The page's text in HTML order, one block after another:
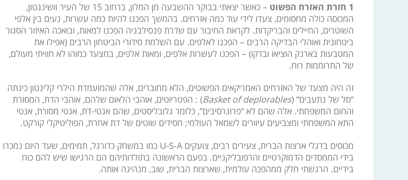
1 חזרת האזרח הפשוט
– כאשר יצאתי בבוקר ההשבעה מן המלון, ברחוב 15 של העיר וושינגטון,
המכוסה כולה מחסומים, צעדו לידי עוד כמה אזרחים. בהמשך הפכנו להיות כמה עשרות, נעים בין אלפי
השוטרים, החיילים והבריקדות. לקראת החיבור עם שדרת פנסילבניה הפכנו למאות, ובואכה האיזור הסגור
ביטחונית ואוהלי הבדיקה הרבים – הפכנו לאלפים. עם השלמת סידורי הביטחון הרבים (אפילו את
המטבעות בארנק הוציאו ובדקו) – הפכנו לעשרות אלפים, ומאות אלפים, במצעד כמוהו לא חוויתי מעולם,
של התרוממות רוח.
זה היה מצעד של האזרחים האמריקאים הפשוטים, הלא מחוברים, אלה שהמועמדת הילרי קלינטון כינתה
“סל של נתעבים” (Basket of deplorables) : הפטריוטים, אוהבי הלאום שלהם, אוהבי הדת, המסורת
והחום המשפחתי. אלה שהם לא “פרוגרסיבים”, כלומר גלובליסטים, שהם אנטי-דת, אנטי מסורת, אנטי
התא המשפחתי ומצביעים עיוורים לשמאל העולמי; חסידים שוטים של דת אחרת, הפוליטיקלי קורקט.
מכוסים בדגלי ארצות הברית, צעירים רבים, צועקים U-S-A כמו במשחק כדורגל, תמימים, שעד היום נמכרו
בידי הממסדים הדמוקרטיים והרפובליקניים. בפעם הראשונה בתולדותיהם הם הרגישו שיש להם כוח
בידיים. הרגשתי חלק ממהפכה עולמית, שארצות הברית, שוב, מנהיגה אותה.